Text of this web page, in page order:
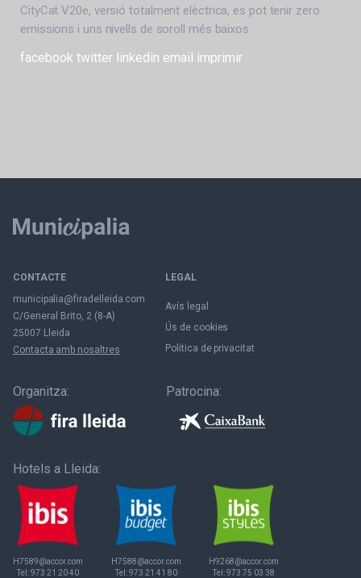
CityCat V20e, versió totalment elèctrica, es pot tenir zero
emissions i uns nivells de soroll més baixos.
facebook twitter linkedin email imprimir
CONTACTE
municipalia@firadelleida.com
C/General Brito, 2 (8-A)
25007 Lleida
Contacta amb nosaltres
LEGAL
Avís legal
Ús de cookies
Política de privacitat
Organitza: Patrocina:
Hotels a Lleida:
H7589@accor.com
Tel:973 21 20 40
H7588@accor.com
Tel:973 21 41 80
H9268@accor.com
Tel:973 75 03 38